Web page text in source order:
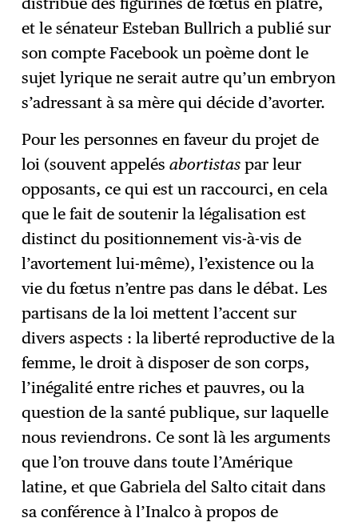
et le sénateur Esteban Bullrich a publié sur
son compte Facebook un poème dont le
sujet lyrique ne serait autre qu’un embryon
s’adressant à sa mère qui décide d’avorter.
Pour les personnes en faveur du projet de
loi (souvent appelésabortistas par leur
opposants, ce qui est un raccourci, en cela
que le fait de soutenir la légalisation est
distinct du positionnement vis-à-vis de
l’avortement lui-même), l’existence ou la
vie du fœtus n’entre pas dans le débat. Les
partisans de la loi mettent l’accent sur
divers aspects : la liberté reproductive de la
femme, le droit à disposer de son corps,
l’inégalité entre riches et pauvres, ou la
question de la santé publique, sur laquelle
nous reviendrons. Ce sont là les arguments
que l’on trouve dans toute l’Amérique
latine, et que Gabriela del Salto citait dans
sa conférence à l’Inalco à propos de